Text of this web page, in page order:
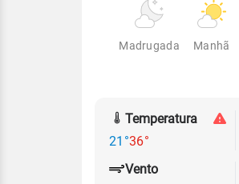
Madrugada Manhã
Temperatura
21°36°
Vento